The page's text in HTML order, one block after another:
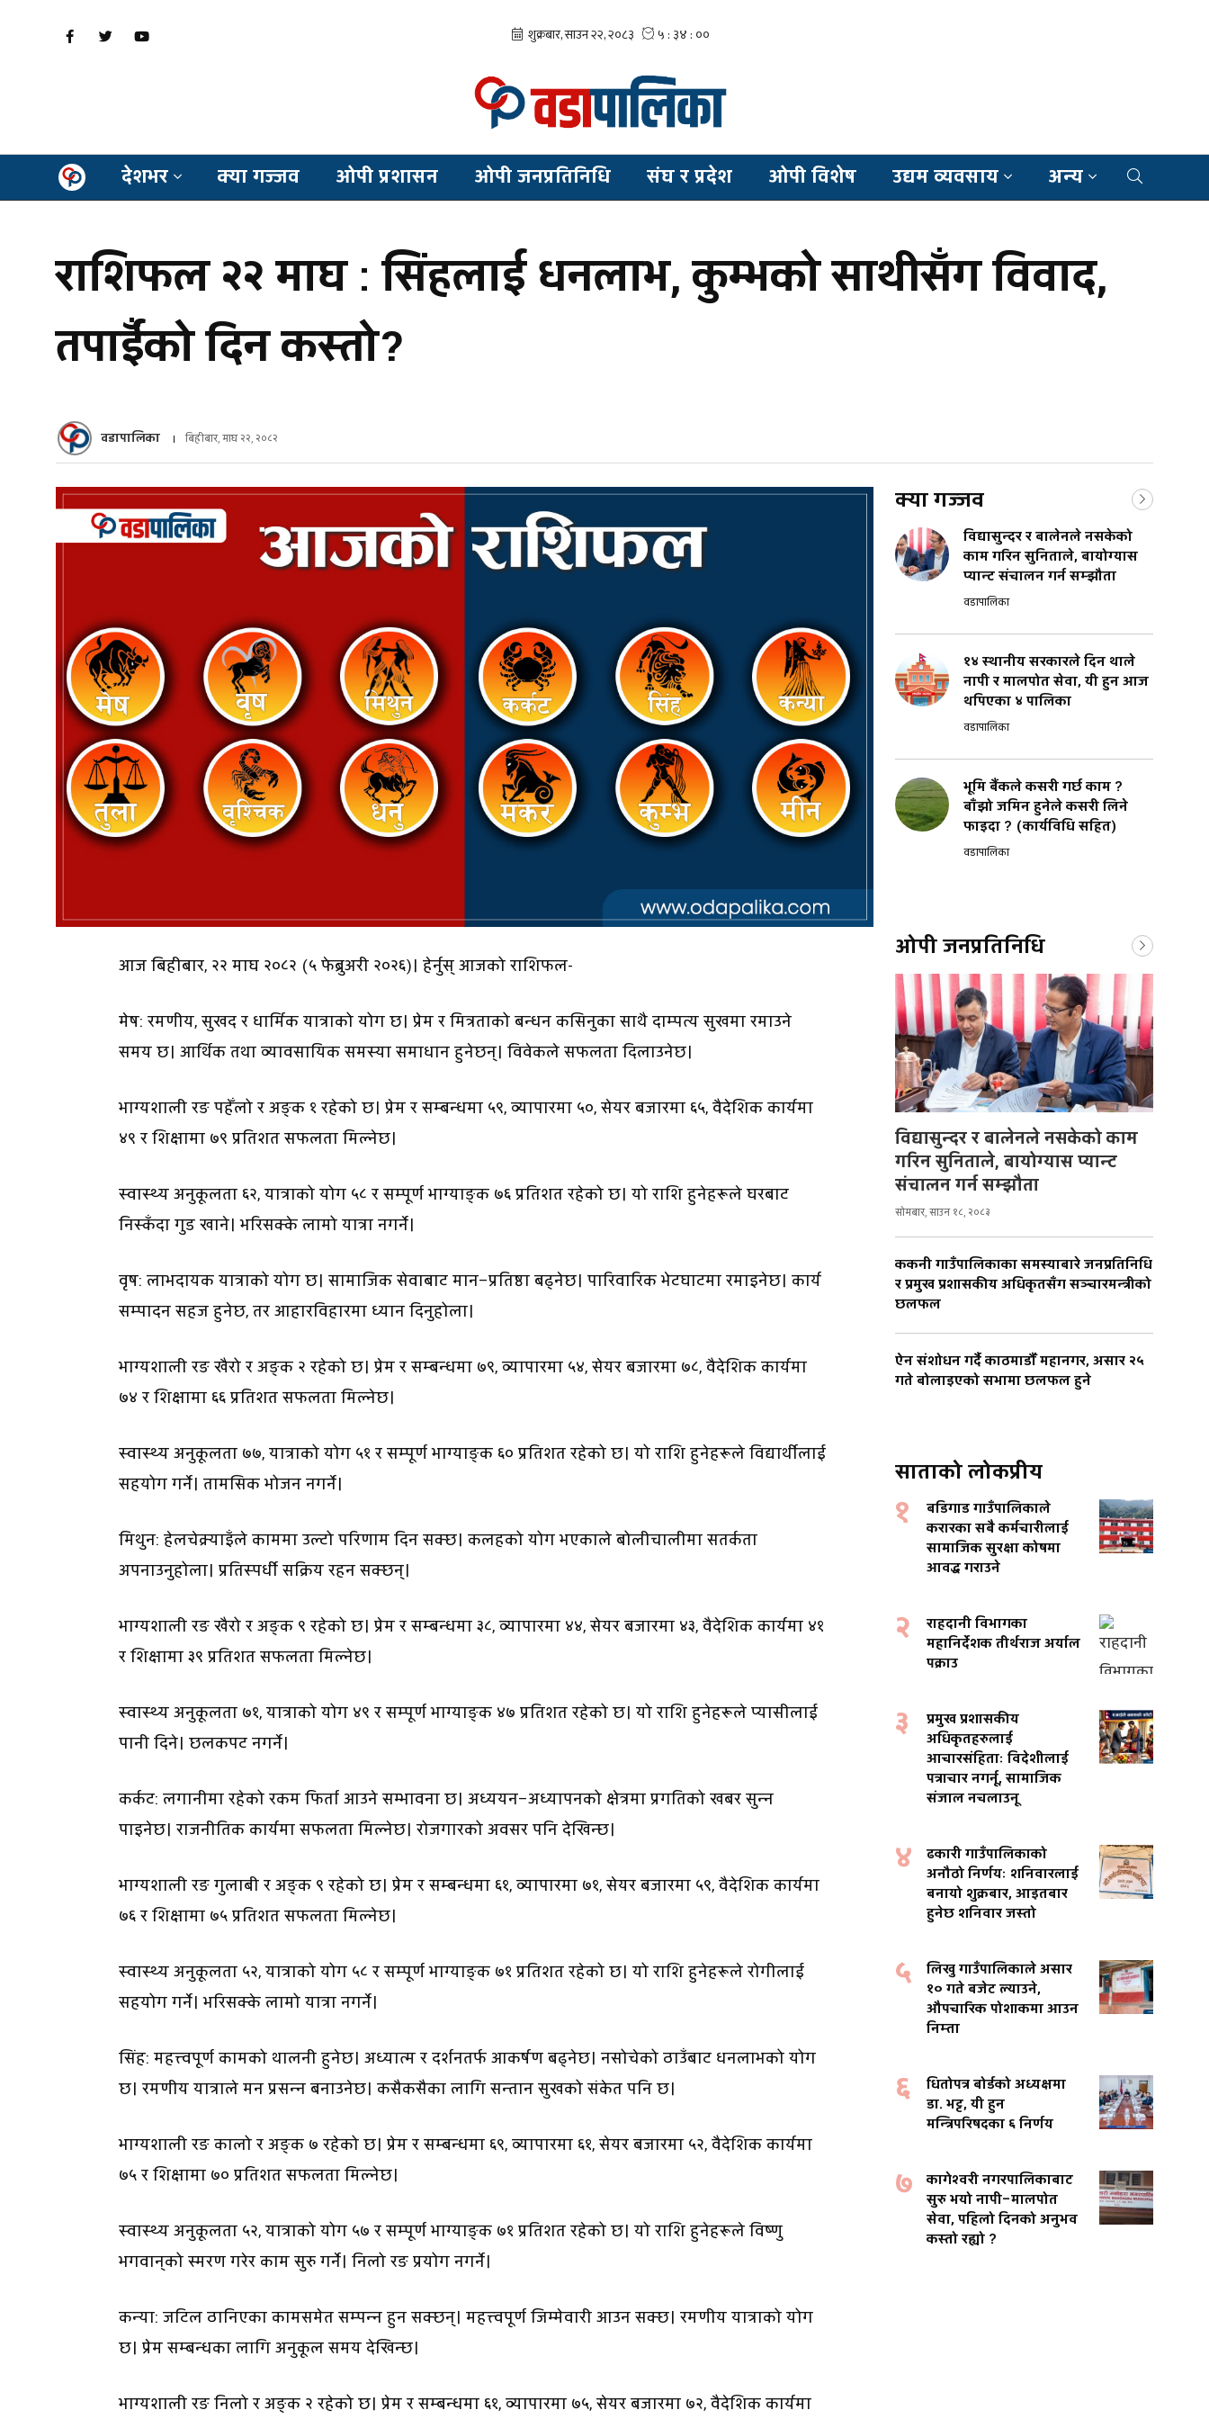
देशभर क्या गज्जव ओपी प्रशासन ओपी जनप्रतिनिधि संघ र प्रदेश ओपी विशेष उद्यम व्यवसाय अन्य
राशिफल २२ माघ : सिंहलाई धनलाभ, कुम्भको साथीसँग विवाद,
तपाईँको दिन कस्तो?
वडापालिका बिहीबार, माघ २२, २०८२
आज बिहीबार, २२ माघ २०८२ (५ फेब्रुअरी २०२६)। हेर्नुस् आजको राशिफल-
मेष: रमणीय, सुखद र धार्मिक यात्राको योग छ। प्रेम र मित्रताको बन्धन कसिनुका साथै दाम्पत्य सुखमा रमाउने
समय छ। आर्थिक तथा व्यावसायिक समस्या समाधान हुनेछन्। विवेकले सफलता दिलाउनेछ।
भाग्यशाली रङ पहेँलो र अङ्क १ रहेको छ। प्रेम र सम्बन्धमा ५९, व्यापारमा ५०, सेयर बजारमा ६५, वैदेशिक कार्यमा
४९ र शिक्षामा ७९ प्रतिशत सफलता मिल्नेछ।
स्वास्थ्य अनुकूलता ६२, यात्राको योग ५८ र सम्पूर्ण भाग्याङ्क ७६ प्रतिशत रहेको छ। यो राशि हुनेहरूले घरबाट
निस्कँदा गुड खाने। भरिसक्के लामो यात्रा नगर्ने।
वृष: लाभदायक यात्राको योग छ। सामाजिक सेवाबाट मान–प्रतिष्ठा बढ्नेछ। पारिवारिक भेटघाटमा रमाइनेछ। कार्य
सम्पादन सहज हुनेछ, तर आहारविहारमा ध्यान दिनुहोला।
भाग्यशाली रङ खैरो र अङ्क २ रहेको छ। प्रेम र सम्बन्धमा ७९, व्यापारमा ५४, सेयर बजारमा ७८, वैदेशिक कार्यमा
७४ र शिक्षामा ६६ प्रतिशत सफलता मिल्नेछ।
स्वास्थ्य अनुकूलता ७७, यात्राको योग ५१ र सम्पूर्ण भाग्याङ्क ६० प्रतिशत रहेको छ। यो राशि हुनेहरूले विद्यार्थीलाई
सहयोग गर्ने। तामसिक भोजन नगर्ने।
मिथुन: हेलचेक्र्याइँले काममा उल्टो परिणाम दिन सक्छ। कलहको योग भएकाले बोलीचालीमा सतर्कता
अपनाउनुहोला। प्रतिस्पर्धी सक्रिय रहन सक्छन्।
भाग्यशाली रङ खैरो र अङ्क ९ रहेको छ। प्रेम र सम्बन्धमा ३८, व्यापारमा ४४, सेयर बजारमा ४३, वैदेशिक कार्यमा ४१
र शिक्षामा ३९ प्रतिशत सफलता मिल्नेछ।
स्वास्थ्य अनुकूलता ७१, यात्राको योग ४९ र सम्पूर्ण भाग्याङ्क ४७ प्रतिशत रहेको छ। यो राशि हुनेहरूले प्यासीलाई
पानी दिने। छलकपट नगर्ने।
कर्कट: लगानीमा रहेको रकम फिर्ता आउने सम्भावना छ। अध्ययन–अध्यापनको क्षेत्रमा प्रगतिको खबर सुन्न
पाइनेछ। राजनीतिक कार्यमा सफलता मिल्नेछ। रोजगारको अवसर पनि देखिन्छ।
भाग्यशाली रङ गुलाबी र अङ्क ९ रहेको छ। प्रेम र सम्बन्धमा ६१, व्यापारमा ७१, सेयर बजारमा ५९, वैदेशिक कार्यमा
७६ र शिक्षामा ७५ प्रतिशत सफलता मिल्नेछ।
स्वास्थ्य अनुकूलता ५२, यात्राको योग ५८ र सम्पूर्ण भाग्याङ्क ७१ प्रतिशत रहेको छ। यो राशि हुनेहरूले रोगीलाई
सहयोग गर्ने। भरिसक्के लामो यात्रा नगर्ने।
सिंह: महत्त्वपूर्ण कामको थालनी हुनेछ। अध्यात्म र दर्शनतर्फ आकर्षण बढ्नेछ। नसोचेको ठाउँबाट धनलाभको योग
छ। रमणीय यात्राले मन प्रसन्न बनाउनेछ। कसैकसैका लागि सन्तान सुखको संकेत पनि छ।
भाग्यशाली रङ कालो र अङ्क ७ रहेको छ। प्रेम र सम्बन्धमा ६९, व्यापारमा ६१, सेयर बजारमा ५२, वैदेशिक कार्यमा
७५ र शिक्षामा ७० प्रतिशत सफलता मिल्नेछ।
स्वास्थ्य अनुकूलता ५२, यात्राको योग ५७ र सम्पूर्ण भाग्याङ्क ७१ प्रतिशत रहेको छ। यो राशि हुनेहरूले विष्णु
भगवान्‌को स्मरण गरेर काम सुरु गर्ने। निलो रङ प्रयोग नगर्ने।
कन्या: जटिल ठानिएका कामसमेत सम्पन्न हुन सक्छन्। महत्त्वपूर्ण जिम्मेवारी आउन सक्छ। रमणीय यात्राको योग
छ। प्रेम सम्बन्धका लागि अनुकूल समय देखिन्छ।
भाग्यशाली रङ निलो र अङ्क २ रहेको छ। प्रेम र सम्बन्धमा ६१, व्यापारमा ७५, सेयर बजारमा ७२, वैदेशिक कार्यमा
क्या गज्जव
विद्यासुन्दर र बालेनले नसकेको
काम गरिन सुनिताले, बायोग्यास
प्यान्ट संचालन गर्न सम्झौता
वडापालिका
१४ स्थानीय सरकारले दिन थाले
नापी र मालपोत सेवा, यी हुन आज
थपिएका ४ पालिका
वडापालिका
भूमि बैंकले कसरी गर्छ काम ?
बाँझो जमिन हुनेले कसरी लिने
फाइदा ? (कार्यविधि सहित)
वडापालिका
ओपी जनप्रतिनिधि
विद्यासुन्दर र बालेनले नसकेको काम
गरिन सुनिताले, बायोग्यास प्यान्ट
संचालन गर्न सम्झौता
सोमबार, साउन १८, २०८३
ककनी गाउँपालिकाका समस्याबारे जनप्रतिनिधि
र प्रमुख प्रशासकीय अधिकृतसँग सञ्चारमन्त्रीको
छलफल
ऐन संशोधन गर्दै काठमाडौँ महानगर, असार २५
गते बोलाइएको सभामा छलफल हुने
साताको लोकप्रीय
१
बडिगाड गाउँपालिकाले
करारका सबै कर्मचारीलाई
सामाजिक सुरक्षा कोषमा
आवद्ध गराउने
२
राहदानी विभागका
महानिर्देशक तीर्थराज अर्याल
पक्राउ
३
प्रमुख प्रशासकीय
अधिकृतहरुलाई
आचारसंहिताः विदेशीलाई
पत्राचार नगर्नू, सामाजिक
संजाल नचलाउनू
४
ढकारी गाउँपालिकाको
अनौठो निर्णयः शनिवारलाई
बनायो शुक्रबार, आइतबार
हुनेछ शनिवार जस्तो
५
लिखु गाउँपालिकाले असार
१० गते बजेट ल्याउने,
औपचारिक पोशाकमा आउन
निम्ता
६
धितोपत्र बोर्डको अध्यक्षमा
डा. भट्ट, यी हुन
मन्त्रिपरिषदका ६ निर्णय
७
कागेश्वरी नगरपालिकाबाट
सुरु भयो नापी–मालपोत
सेवा, पहिलो दिनको अनुभव
कस्तो रह्यो ?